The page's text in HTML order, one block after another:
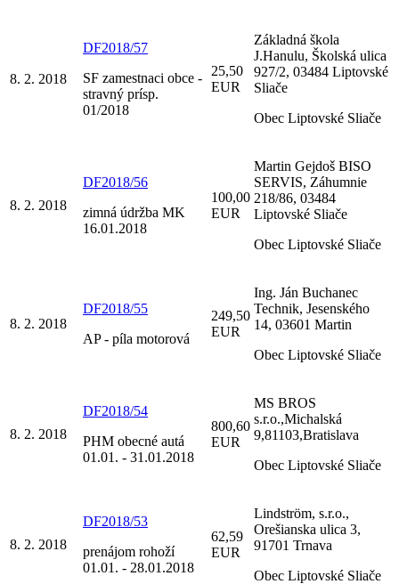
8. 2. 2018
DF2018/57
SF zamestnaci obce -
stravný prísp.
01/2018
25,50
EUR
Základná škola
J.Hanulu, Školská ulica
927/2, 03484 Liptovské
Sliače
Obec Liptovské Sliače
8. 2. 2018
DF2018/56
zimná údržba MK
16.01.2018
100,00
EUR
Martin Gejdoš BISO
SERVIS, Záhumnie
218/86, 03484
Liptovské Sliače
Obec Liptovské Sliače
8. 2. 2018
DF2018/55
AP - píla motorová
249,50
EUR
Ing. Ján Buchanec
Technik, Jesenského
14, 03601 Martin
Obec Liptovské Sliače
8. 2. 2018
DF2018/54
PHM obecné autá
01.01. - 31.01.2018
800,60
EUR
MS BROS
s.r.o.,Michalská
9,81103,Bratislava
Obec Liptovské Sliače
8. 2. 2018
DF2018/53
prenájom rohoží
01.01. - 28.01.2018
62,59
EUR
Lindström, s.r.o.,
Orešianska ulica 3,
91701 Trnava
Obec Liptovské Sliače